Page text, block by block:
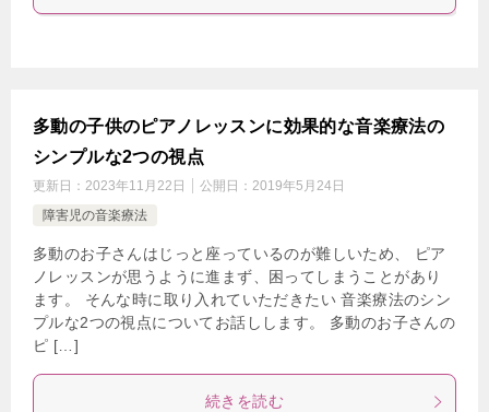
多動の子供のピアノレッスンに効果的な音楽療法の
シンプルな2つの視点
更新日： 2023年11月22日 公開日： 2019年5月24日
障害児の音楽療法
多動のお子さんはじっと座っているのが難しいため、 ピア
ノレッスンが思うように進まず、困ってしまうことがあり
ます。 そんな時に取り入れていただきたい 音楽療法のシン
プルな2つの視点についてお話しします。 多動のお子さんの
ピ […]
続きを読む